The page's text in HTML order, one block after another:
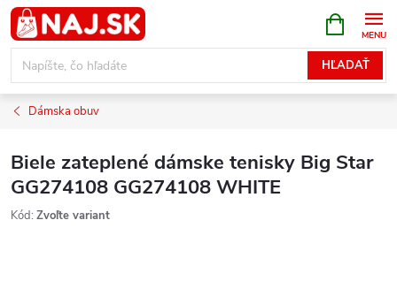
Prejsť
na
obsah
HĽADAŤ
KOŠÍK
Dámska obuv
Biele zateplené dámske tenisky Big Star
GG274108 GG274108 WHITE
Kód: Zvoľte variant